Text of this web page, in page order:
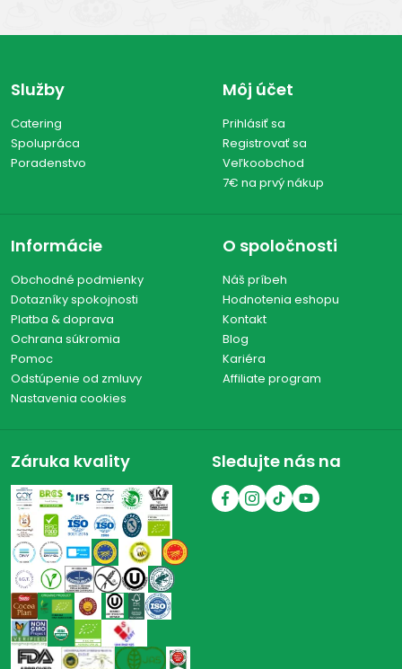
Služby
Catering
Spolupráca
Poradenstvo
Môj účet
Prihlásiť sa
Registrovať sa
Veľkoobchod
7€ na prvý nákup
Informácie
Obchodné podmienky
Dotazníky spokojnosti
Platba & doprava
Ochrana súkromia
Pomoc
Odstúpenie od zmluvy
Nastavenia cookies
O spoločnosti
Náš príbeh
Hodnotenia eshopu
Kontakt
Blog
Kariéra
Affiliate program
Záruka kvality Sledujte nás na